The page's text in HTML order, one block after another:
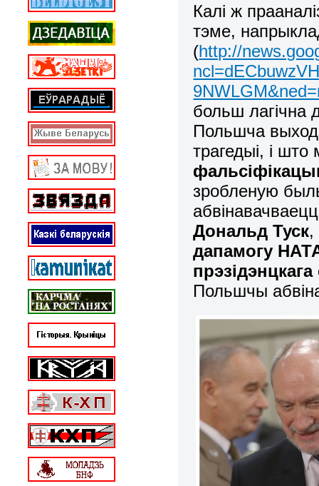
Калі ж
тэме,
(http://
больш лагічна
Польшча
трагедыі, і
зробленую
Дональд Туск,
дапамогу
Польшчы